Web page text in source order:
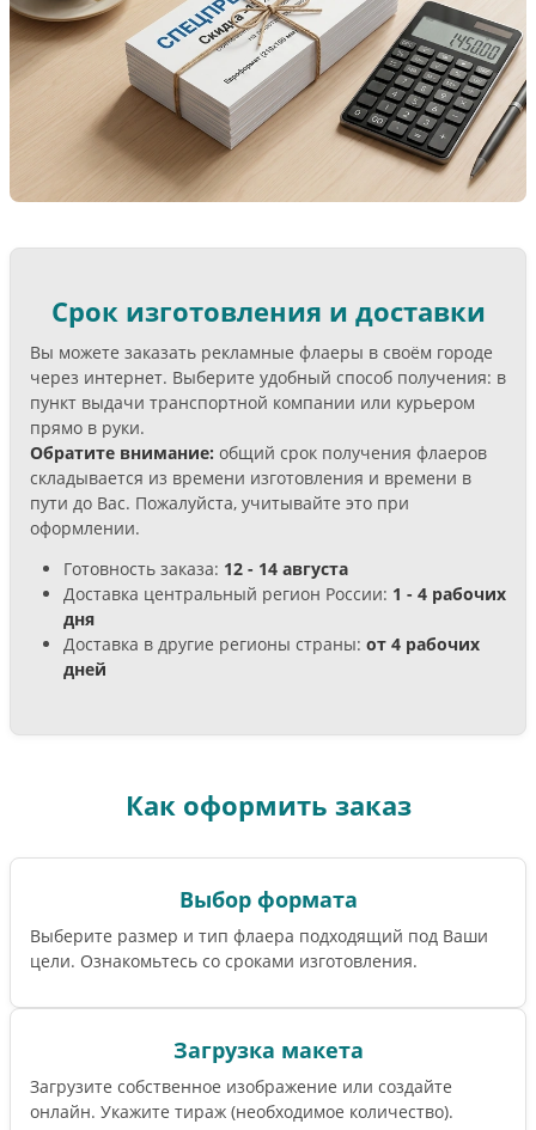
Срок изготовления и доставки
Вы можете заказать рекламные флаеры в своём городе
через интернет. Выберите удобный способ получения: в
пункт выдачи транспортной компании или курьером
прямо в руки.
Обратите внимание: общий срок получения флаеров
складывается из времени изготовления и времени в
пути до Вас. Пожалуйста, учитывайте это при
оформлении.
Готовность заказа: 12 - 14 августа
Доставка центральный регион России: 1 - 4 рабочих
дня
Доставка в другие регионы страны: от 4 рабочих
дней
Как оформить заказ
Выбор формата
Выберите размер и тип флаера подходящий под Ваши
цели. Ознакомьтесь со сроками изготовления.
Загрузка макета
Загрузите собственное изображение или создайте
онлайн. Укажите тираж (необходимое количество).